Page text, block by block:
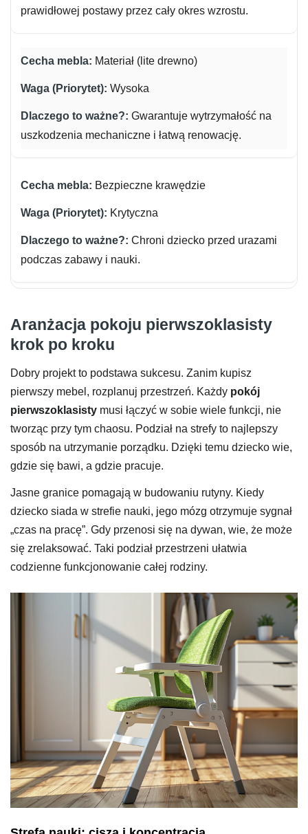
prawidłowej postawy przez cały okres wzrostu.
Materiał (lite drewno)
Wysoka
Gwarantuje wytrzymałość na
uszkodzenia mechaniczne i łatwą renowację.
Bezpieczne krawędzie
Krytyczna
Chroni dziecko przed urazami
podczas zabawy i nauki.
Aranżacja pokoju pierwszoklasisty
krok po kroku
Dobry projekt to podstawa sukcesu. Zanim kupisz
pierwszy mebel, rozplanuj przestrzeń. Każdy pokój
pierwszoklasisty musi łączyć w sobie wiele funkcji, nie
tworząc przy tym chaosu. Podział na strefy to najlepszy
sposób na utrzymanie porządku. Dzięki temu dziecko wie,
gdzie się bawi, a gdzie pracuje.
Jasne granice pomagają w budowaniu rutyny. Kiedy
dziecko siada w strefie nauki, jego mózg otrzymuje sygnał
„czas na pracę”. Gdy przenosi się na dywan, wie, że może
się zrelaksować. Taki podział przestrzeni ułatwia
codzienne funkcjonowanie całej rodziny.